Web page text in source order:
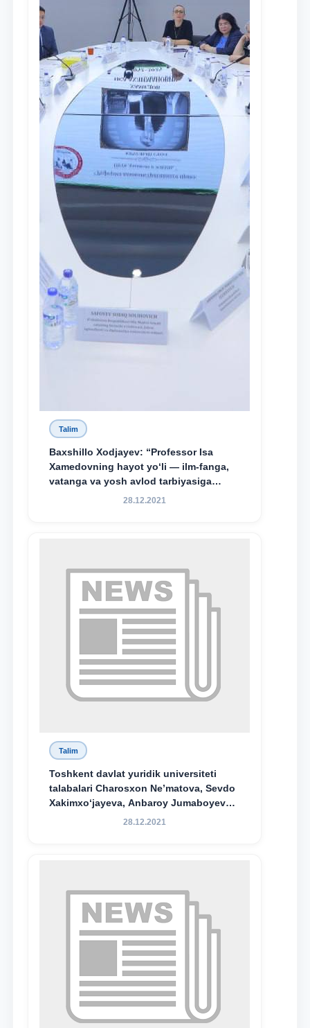
Talim
Baxshillo Xodjayev: “Professor Isa
Xamedovning hayot yo‘li — ilm-fanga,
vatanga va yosh avlod tarbiyasiga
sodiqlikning oliy namunasidir”.
28.12.2021
Talim
Toshkent davlat yuridik universiteti
talabalari Charosxon Ne’matova, Sevdo
Xakimxo‘jayeva, Anbaroy Jumaboyeva
hamda TDYU qoshidagi M.S.Vosiqova
bo‘ldi.
28.12.2021